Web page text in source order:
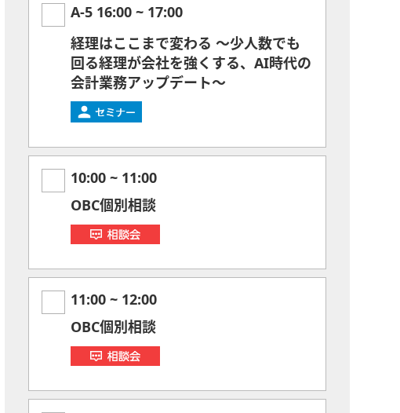
A-5 16:00 ~ 17:00
経理はここまで変わる ～少人数でも
回る経理が会社を強くする、AI時代の
会計業務アップデート～
10:00 ~ 11:00
OBC個別相談
11:00 ~ 12:00
OBC個別相談